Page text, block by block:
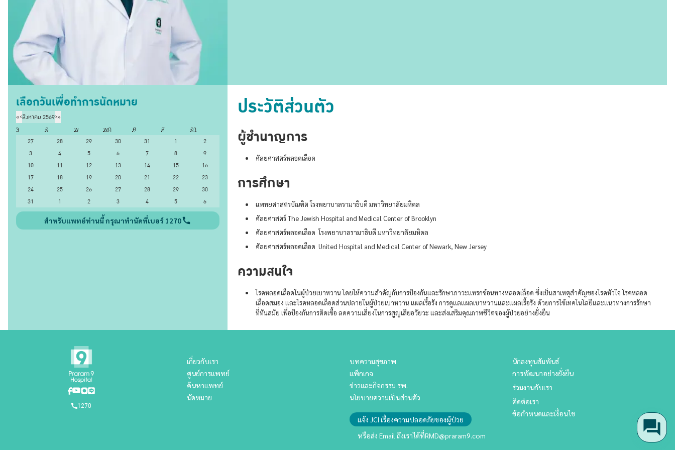
เลือกวันเพื่อทำการนัดหมาย
«‹สิงหาคม 2569›»
จ
อ พ พฤ ศ ส
อา
27
28 29 30 31 1
2
3
4 5 6 7 8
9
10
11 12 13 14 15
16
17
18 19 20 21 22
23
24
25 26 27 28 29
30
31
1 2 3 4 5 6
สำหรับแพทย์ท่านนี้ กรุณาทำนัดที่เบอร์ 1270
ประวัติส่วนตัว
ผู้ชำนาญการ
ศัลยศาสตร์หลอดเลือด
การศึกษา
แพทยศาสตรบัณฑิต โรงพยาบาลรามาธิบดี มหาวิทยาลัยมหิดล
ศัลยศาสตร์ The Jewish Hospital and Medical Center of Brooklyn
ศัลยศาสตร์หลอดเลือด โรงพยาบาลรามาธิบดี มหาวิทยาลัยมหิดล
ศัลยศาสตร์หลอดเลือด United Hospital and Medical Center of Newark, New Jersey
ความสนใจ
โรคหลอดเลือดในผู้ป่วยเบาหวาน โดยให้ความสำคัญกับการป้องกันและรักษาภาวะแทรกซ้อนทางหลอดเลือด ซึ่งเป็นสาเหตุสำคัญของโรคหัวใจ โรคหลอด
เลือดสมอง และโรคหลอดเลือดส่วนปลายในผู้ป่วยเบาหวาน แผลเรื้อรัง การดูแลแผลเบาหวานและแผลเรื้อรัง ด้วยการใช้เทคโนโลยีและแนวทางการรักษา
ที่ทันสมัย เพื่อป้องกันการติดเชื้อ ลดความเสี่ยงในการสูญเสียอวัยวะ และส่งเสริมคุณภาพชีวิตของผู้ป่วยอย่างยั่งยืน
1270
เกี่ยวกับเรา
ศูนย์การแพทย์
ค้นหาแพทย์
นัดหมาย
บทความสุขภาพ
แพ็กเกจ
ข่าวและกิจกรรม รพ.
นโยบายความเป็นส่วนตัว
แจ้ง JCI เรื่องความปลอดภัยของผู้ป่วย
หรือส่ง Email ถึงเราได้ที่RMD@praram9.com
นักลงทุนสัมพันธ์
การพัฒนาอย่างยั่งยืน
ร่วมงานกับเรา
ติดต่อเรา
ข้อกำหนดและเงื่อนไข